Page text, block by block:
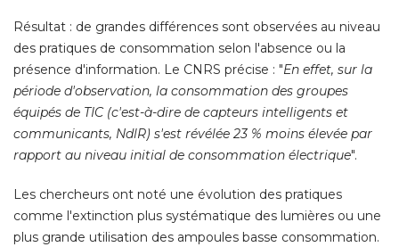
Résultat : de grandes différences sont observées au niveau
des pratiques de consommation selon l'absence ou la
présence d'information. Le CNRS précise : "En effet, sur la
période d'observation, la consommation des groupes
équipés de TIC (c'est-à-dire de capteurs intelligents et
communicants, NdlR) s'est révélée 23 % moins élevée par
rapport au niveau initial de consommation électrique".
Les chercheurs ont noté une évolution des pratiques
comme l'extinction plus systématique des lumières ou une
plus grande utilisation des ampoules basse consommation.